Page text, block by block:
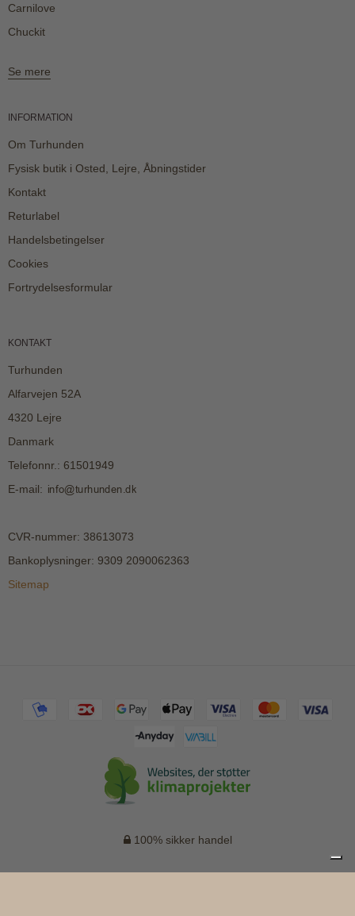
Carnilove
Chuckit
Se mere
INFORMATION
Om Turhunden
Fysisk butik i Osted, Lejre, Åbningstider
Kontakt
Returlabel
Handelsbetingelser
Cookies
Fortrydelsesformular
KONTAKT
Turhunden
Alfarvejen 52A
4320 Lejre
Danmark
Telefonnr. : 61501949
E-mail:
CVR-nummer: 38613073
Bankoplysninger: 9309 2090062363
Sitemap
100% sikker handel